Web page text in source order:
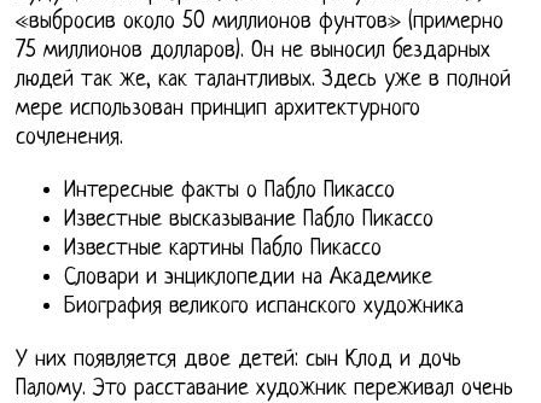
«выбросив около 50 миллионов фунтов» (примерно
75 миллионов долларов). Он не выносил бездарных
людей так же, как талантливых. Здесь уже в полной
мере использован принцип архитектурного
сочленения.
Интересные факты о Пабло Пикассо
Известные высказывание Пабло Пикассо
Известные картины Пабло Пикассо
Словари и энциклопедии на Академике
Биография великого испанского художника
У них появляется двое детей: сын Клод и дочь
Палому. Это расставание художник переживал очень